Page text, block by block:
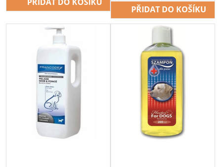
PŘIDAT DO KOŠÍKU